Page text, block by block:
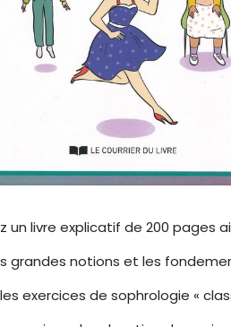
un livre explicatif de 200 pages
grandes notions et les
exercices de sophrologie «